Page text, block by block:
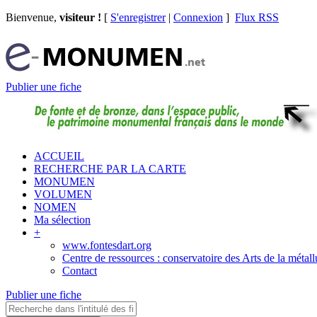
Bienvenue, visiteur ! [ S'enregistrer| Connexion ] Flux RSS
Publier une fiche
ACCUEIL
RECHERCHE PAR LA CARTE
MONUMEN
VOLUMEN
NOMEN
Ma sélection
+
www.fontesdart.org
Centre de ressources : conservatoire des Arts de la
Contact
Publier une fiche